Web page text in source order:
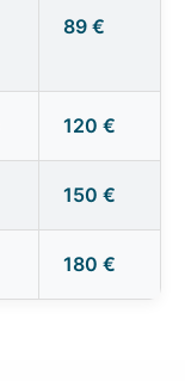
89 €
120 €
150 €
180 €